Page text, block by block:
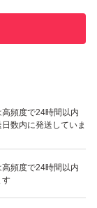
ります
頻度で24時間以内
数内に発送していま
頻度で24時間以内
す
いね！